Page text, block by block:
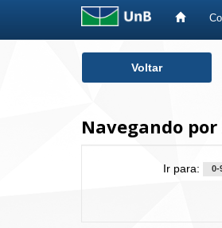
Voltar
Navegando
Ir para: 0-